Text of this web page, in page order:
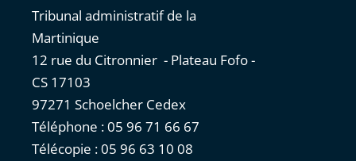
Tribunal administratif de la
Martinique
12 rue du Citronnier - Plateau Fofo -
CS 17103
97271 Schoelcher Cedex
Téléphone : 05 96 71 66 67
Télécopie : 05 96 63 10 08